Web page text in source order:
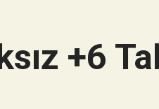
+6